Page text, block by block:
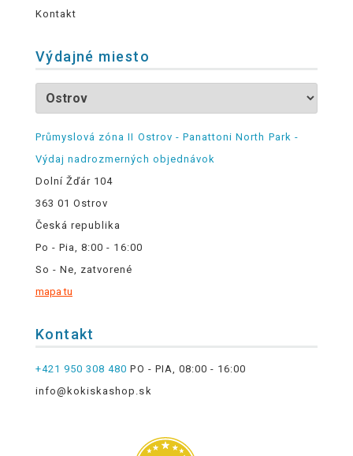
Kontakt
Výdajné miesto
Průmyslová zóna II Ostrov - Panattoni North Park -
Výdaj nadrozmerných objednávok
Dolní Žďár 104
363 01 Ostrov
Česká republika
Po - Pia, 8:00 - 16:00
So - Ne, zatvorené
mapa tu
Kontakt
+421 950 308 480 PO - PIA, 08:00 - 16:00
info@kokiskashop.sk